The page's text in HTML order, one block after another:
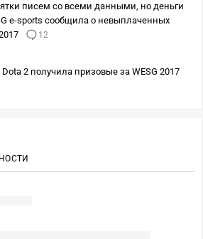
писем со всеми данными, но деньги
e-sports сообщила о невыплаченных
12
2 получила призовые за WESG 2017